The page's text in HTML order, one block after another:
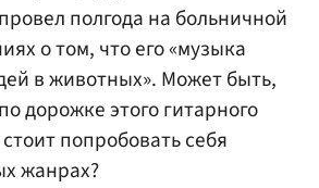
полгода на больничной
о том, что его «музыка
в животных». Может быть,
дорожке этого гитарного
попробовать себя
жанрах?